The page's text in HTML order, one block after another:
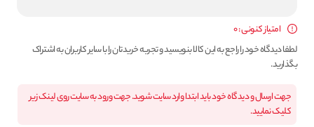
امتیاز کنونی : 0
لطفا دیدگاه خود را راجع به این کالا بنویسید و تجربه خریدتان را با سایر کاربران به اشتراک
بگذارید.
جهت ارسال و دیدگاه خود باید ابتدا وارد سایت شوید. جهت ورود به سایت روی لینک زیر
کلیک نمایید.